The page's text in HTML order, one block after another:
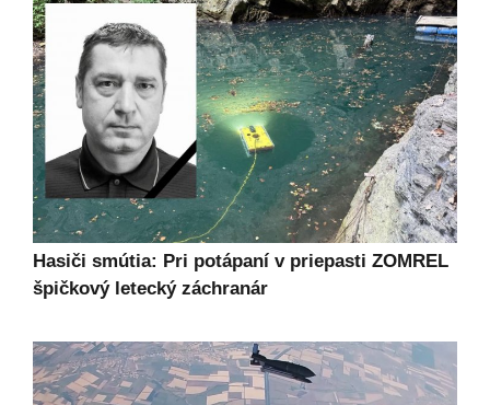
Hasiči smútia: Pri potápaní v priepasti ZOMREL
špičkový letecký záchranár